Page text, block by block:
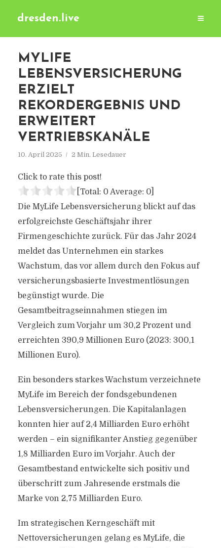
dresden.live
MYLIFE
LEBENSVERSICHERUNG
ERZIELT
REKORDERGEBNIS UND
ERWEITERT
VERTRIEBSKANÄLE
10. April 2025 2 Min. Lesedauer
Click to rate this post!
[Total: 0 Average: 0]
Die MyLife Lebensversicherung blickt auf das
erfolgreichste Geschäftsjahr ihrer
Firmengeschichte zurück. Für das Jahr 2024
meldet das Unternehmen ein starkes
Wachstum, das vor allem durch den Fokus auf
versicherungsbasierte Investmentlösungen
begünstigt wurde. Die
Gesamtbeitragseinnahmen stiegen im
Vergleich zum Vorjahr um 30,2 Prozent und
erreichten 390,9 Millionen Euro (2023: 300,1
Millionen Euro).
Ein besonders starkes Wachstum verzeichnete
MyLife im Bereich der fondsgebundenen
Lebensversicherungen. Die Kapitalanlagen
konnten hier auf 2,4 Milliarden Euro erhöht
werden – ein signifikanter Anstieg gegenüber
1,8 Milliarden Euro im Vorjahr. Auch der
Gesamtbestand entwickelte sich positiv und
überschritt zum Jahresende erstmals die
Marke von 2,75 Milliarden Euro.
Im strategischen Kerngeschäft mit
Nettoversicherungen gelang es MyLife, die